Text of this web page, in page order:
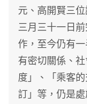
元、高開賢三
三月三十一日
作，至今仍有
有密切關係、
度」、「乘客
訂」等，仍是